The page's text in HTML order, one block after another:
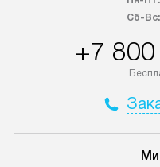
Сб-Вс:
+7